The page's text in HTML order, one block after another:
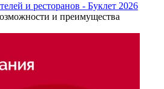
и ресторанов - Буклет 2026
и преимущества